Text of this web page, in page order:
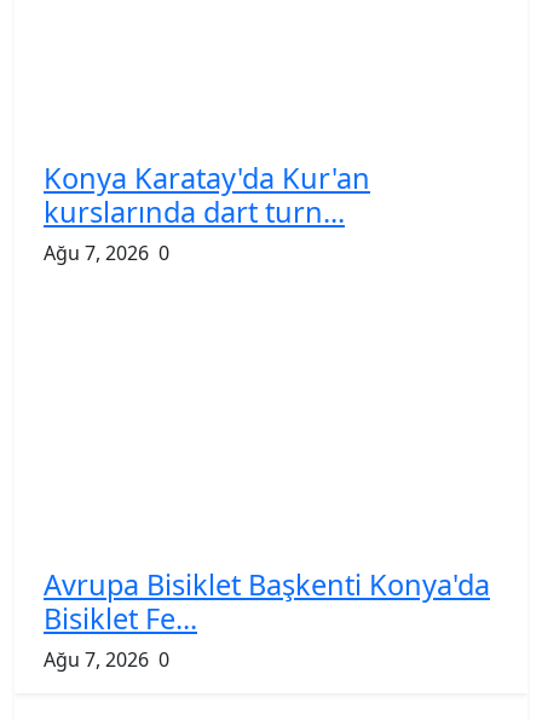
Konya Karatay'da Kur'an
kurslarında dart turn...
Ağu 7, 2026 0
Avrupa Bisiklet Başkenti Konya'da
Bisiklet Fe...
Ağu 7, 2026 0